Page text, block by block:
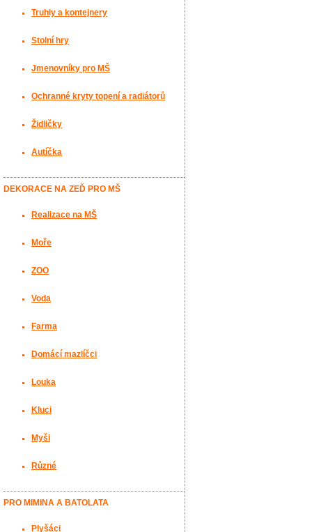
Truhly a kontejnery
Stolní hry
Jmenovníky pro MŠ
Ochranné kryty topení a radiátorů
Židličky
Autíčka
DEKORACE NA ZEĎ PRO MŠ
Realizace na MŠ
Moře
ZOO
Voda
Farma
Domácí mazlíčci
Louka
Kluci
Myši
Různé
PRO MIMINA A BATOLATA
Plyšáci